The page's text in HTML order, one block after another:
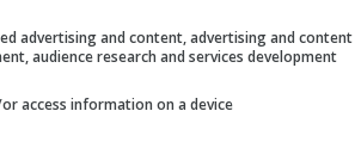
advertising and content, advertising and content
audience research and services development
access information on a device